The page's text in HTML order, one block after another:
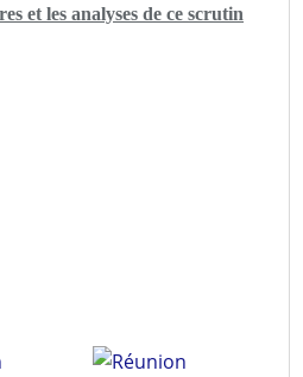
et les analyses de ce scrutin